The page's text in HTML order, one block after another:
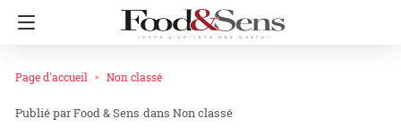
Page d'accueil Non classé
Food & Sens dans Non classé